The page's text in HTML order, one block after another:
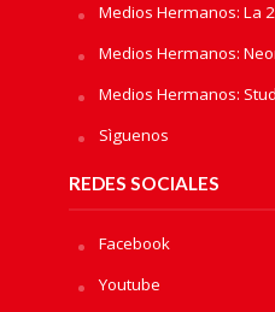
Medios Hermanos: La
Medios Hermanos:
Medios Hermanos:
Sìguenos
REDES SOCIALES
Facebook
Youtube